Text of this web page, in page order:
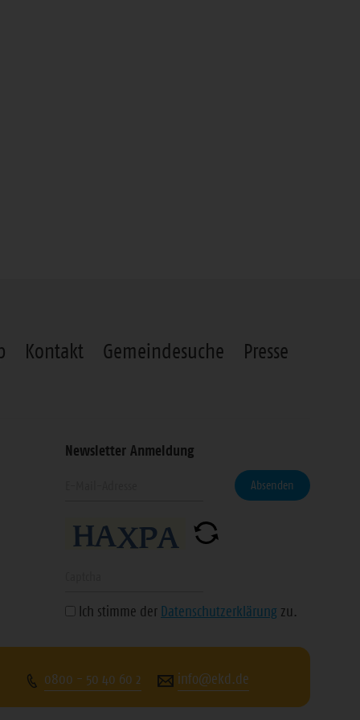
Kontakt Gemeindesuche Presse
Newsletter Anmeldung
Absenden
Geben
Sie
ein
die
ein
Ich stimme der Datenschutzerklärung zu.
0800 - 50 40 60 2 info@ekd.de